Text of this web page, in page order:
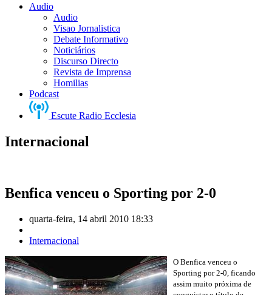
Audio
Audio
Visao Jornalistica
Debate Informativo
Noticiários
Discurso Directo
Revista de Imprensa
Homilias
Podcast
Escute Radio Ecclesia
Internacional
Benfica venceu o Sporting por 2-0
quarta-feira, 14 abril 2010 18:33
Internacional
O Benfica venceu o
Sporting por 2-0, ficando
assim muito próxima de